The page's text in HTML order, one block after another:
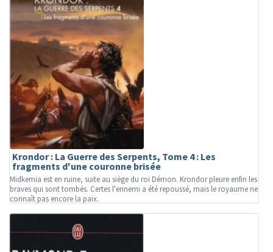
Krondor : La Guerre des Serpents, Tome 4 : Les
fragments d'une couronne brisée
Midkemia est en ruine, suite au siège du roi Démon. Krondor pleure enfin les
braves qui sont tombés. Certes l'ennemi a été repoussé, mais le royaume ne
connaît pas encore la paix.